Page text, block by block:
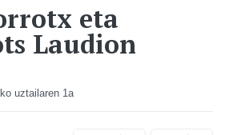
eta
Laudion
uztailaren 1a